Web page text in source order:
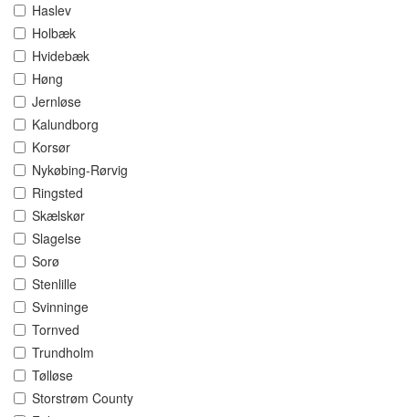
Haslev
Holbæk
Hvidebæk
Høng
Jernløse
Kalundborg
Korsør
Nykøbing-Rørvig
Ringsted
Skælskør
Slagelse
Sorø
Stenlille
Svinninge
Tornved
Trundholm
Tølløse
Storstrøm County